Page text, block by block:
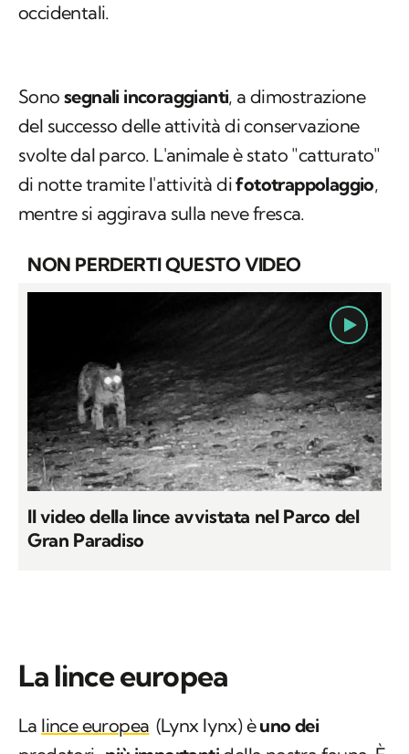
occidentali.
Sono segnali incoraggianti, a dimostrazione
del successo delle attività di conservazione
svolte dal parco. L'animale è stato "catturato"
di notte tramite l'attività difototrappolaggio,
mentre si aggirava sulla neve fresca.
NON PERDERTI QUESTO VIDEO
Il video della lince avvistata nel Parco del
Gran Paradiso
La lince europea
La lince europea (Lynx lynx) èuno dei